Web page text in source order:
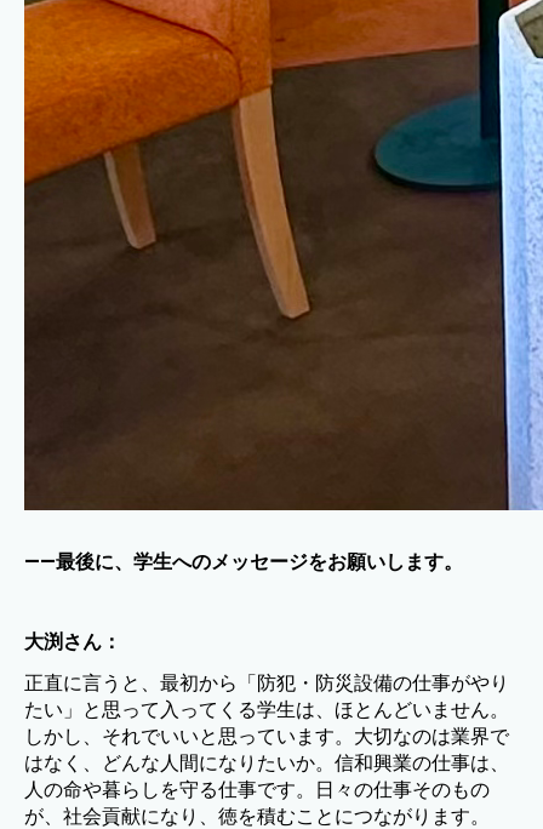
——最後に、学生へのメッセージをお願いします。
大渕さん：
正直に言うと、最初から「防犯・防災設備の仕事がやり
たい」と思って入ってくる学生は、ほとんどいません。
しかし、それでいいと思っています。大切なのは業界で
はなく、どんな人間になりたいか。信和興業の仕事は、
人の命や暮らしを守る仕事です。日々の仕事そのもの
が、社会貢献になり、徳を積むことにつながります。